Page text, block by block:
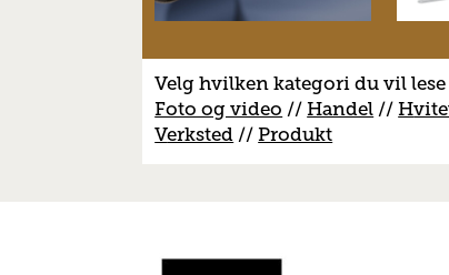
Velg hvilken kategori du vil
Foto og video //Handel //H
Verksted //Produkt